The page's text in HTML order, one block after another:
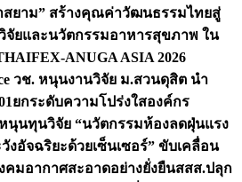
ยาม” สร้างคุณค่าวัฒนธรรมไทยสู่
จัยและนวัตกรรมอาหารสุขภาพ ใน
ANUGA ASIA 2026
วช. หนุนงานวิจัย ม.สวนดุสิต นำ
ยกระดับความโปร่งใสองค์กร
นุนทุนวิจัย “นวัตกรรมห้องลดฝุ่นแรง
งอัจฉริยะด้วยเซ็นเซอร์” ขับเคลื่อน
คมอากาศสะอาดอย่างยั่งยืนสสส.ปลุก